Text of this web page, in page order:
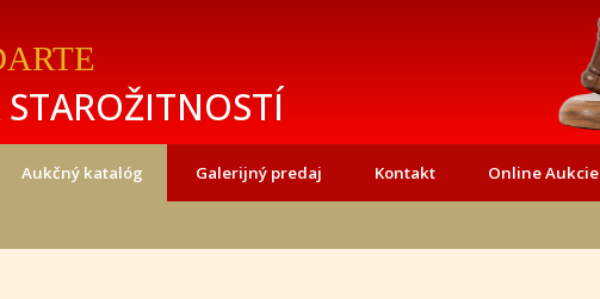
Aukčný katalóg Galerijný predaj Kontakt Online Aukcie